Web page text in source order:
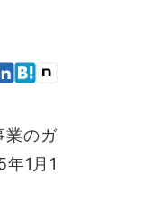
業のガ
1月1